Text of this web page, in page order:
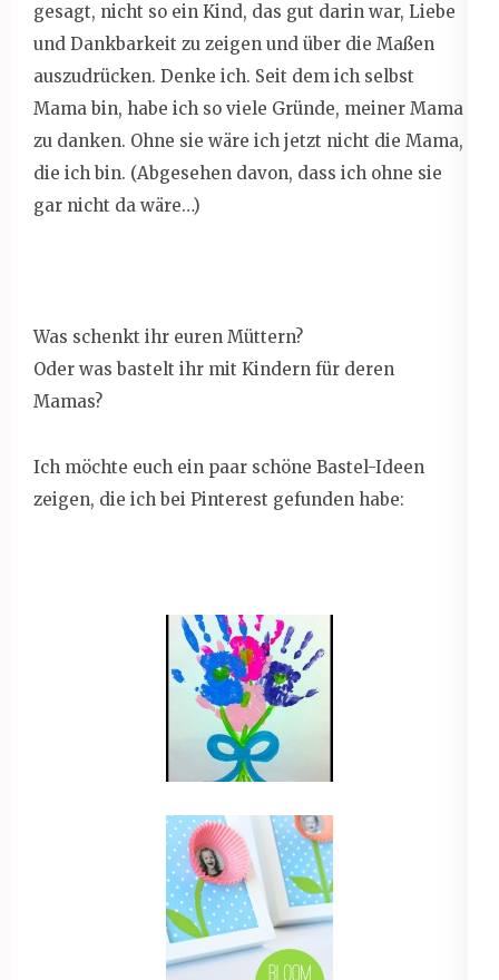
gesagt, nicht so ein Kind, das gut darin war, Liebe
und Dankbarkeit zu zeigen und über die Maßen
auszudrücken. Denke ich. Seit dem ich selbst
Mama bin, habe ich so viele Gründe, meiner Mama
zu danken. Ohne sie wäre ich jetzt nicht die Mama,
die ich bin. (Abgesehen davon, dass ich ohne sie
gar nicht da wäre…)
Was schenkt ihr euren Müttern?
Oder was bastelt ihr mit Kindern für deren
Mamas?
Ich möchte euch ein paar schöne Bastel-Ideen
zeigen, die ich bei Pinterest gefunden habe: